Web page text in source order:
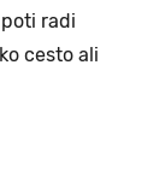
radi
cesto ali